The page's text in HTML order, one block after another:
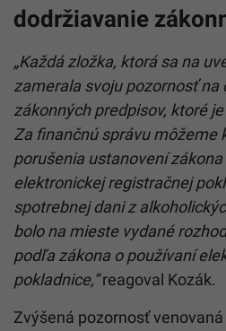
dodržiavanie
„Každá zložka, ktorá sa na
zamerala svoju pozornosť na
zákonných predpisov, ktoré
Za finančnú správu môžeme
porušenia ustanovení
elektronickej registračnej
spotrebnej dani z
bolo na mieste vydané
podľa zákona o používaní
pokladnice,“reagoval Kozák.
Zvýšená pozornosť